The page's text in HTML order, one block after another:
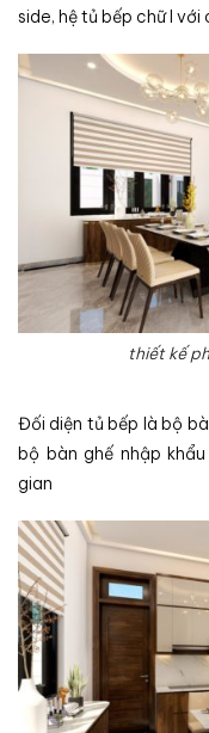
side, hệ tủ bếp chữ I với
thiết kế
Đối diện tủ bếp là bộ
bộ bàn ghế nhập
gian